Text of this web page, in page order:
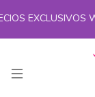
EXCLUSIVOS